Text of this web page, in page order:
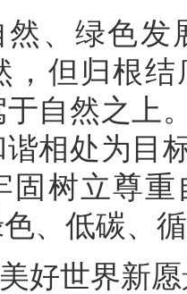
然、绿色发
，但归根
自然之上
谐相处为目
固树立尊
、低碳、
好世界新